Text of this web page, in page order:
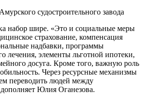
судостроительного завода
набор шире. «Это и социальные меры
страхование, компенсация
надбавки, программы
лечения, элементы льготной ипотеки,
досуга. Кроме того, важную роль
Через ресурсные механизмы
переводить людей между
Юлия Оганезова.